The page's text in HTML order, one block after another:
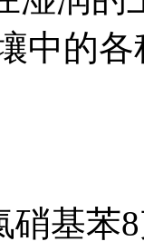
中的
硝基苯